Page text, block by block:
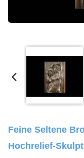
Feine Seltene
Hochrelief-